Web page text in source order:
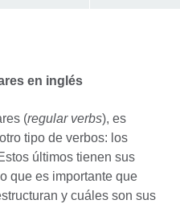
en inglés
(regular verbs), es
tipo de verbos: los
últimos tienen sus
que es importante que
y cuáles son sus